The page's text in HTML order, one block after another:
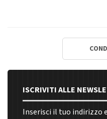
ISCRIVITI ALLE
Inserisci il tuo indirizzo